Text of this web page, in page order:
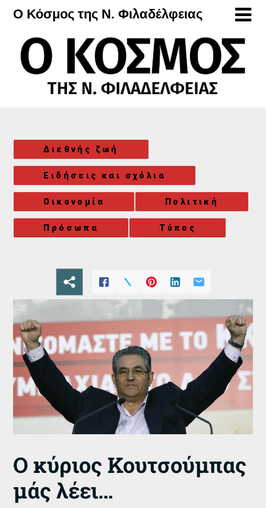
Μετάβαση
περιεχόμενο
Ο Κόσμος της Ν. Φιλαδέλφειας
Διεθνής ζωή
Ειδήσεις και σχόλια
Οικονομία Πολιτική
Πρόσωπα Τύπος
Ο κύριος Κουτσούμπας
μάς λέει…